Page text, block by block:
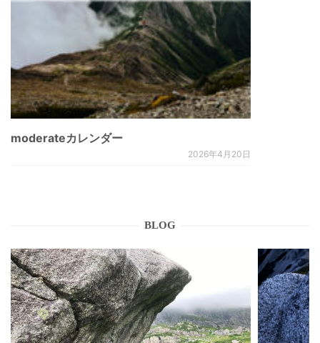
moderateカレンダー
2026年4月20日
BLOG